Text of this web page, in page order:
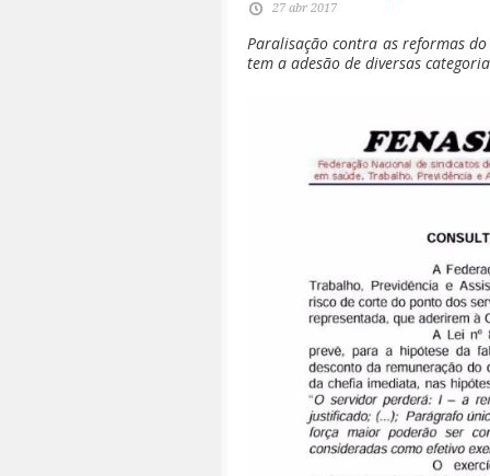
27 abr 2017
Paralisação contra as reformas
tem a adesão de diversas